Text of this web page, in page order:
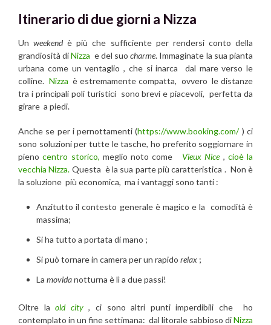
Itinerario di due giorni a Nizza
Unweekendè più che sufficiente per rendersi conto della
grandiosità diNizza e del suocharme. Immaginate la sua pianta
urbana come un ventaglio , che si inarca dal mare verso le
colline. Nizza è estremamente compatta, ovvero le distanze
tra i principali poli turistici sono brevi e piacevoli, perfetta da
girare a piedi.
Anche se per i pernottamenti (https://www.booking.com/) ci
sono soluzioni per tutte le tasche, ho preferito soggiornare in
pienocentro storico, meglio noto come Vieux Nice, cioè la
vecchia Nizza. Questa è la sua parte più caratteristica . Non è
la soluzione più economica, ma i vantaggi sono tanti :
Anzitutto il contesto generale è magico e la comodità è
massima;
Si ha tutto a portata di mano ;
Si può tornare in camera per un rapido relax ;
La movidanotturna è lì a due passi!
Oltre laold city, ci sono altri punti imperdibili che ho
contemplato in un fine settimana: dal litorale sabbioso diNizza